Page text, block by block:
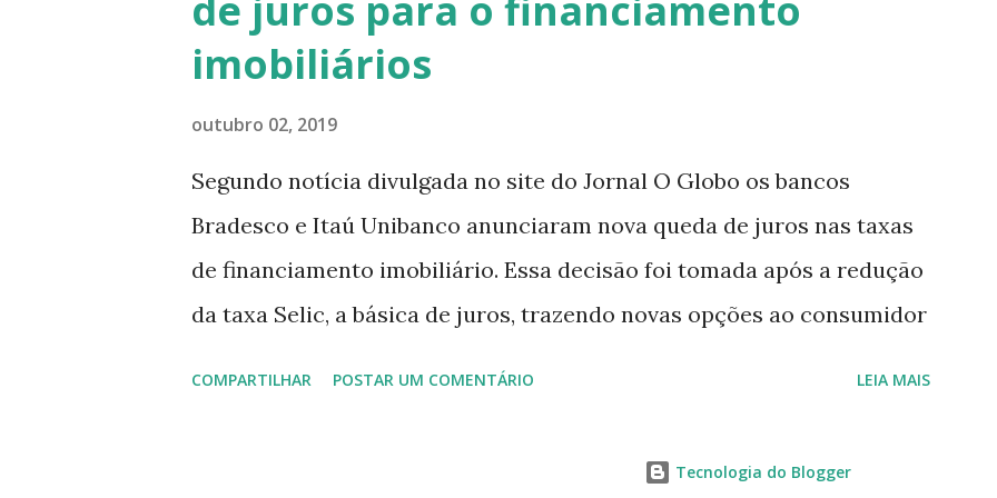
Intermares temos a conhecida Praia dos Macacos , que é um point
dos surfistas que lá encontram ondas favoráveis para a prática e
que chegam para botar seus ovos e auxiliar aqueles que possam estar
machucados com o lixo marítimo. Na avenida que acom...
imobiliários
outubro 02, 2019
Segundo notícia divulgada no site do Jornal O Globo os bancos
Bradesco e Itaú Unibanco anunciaram nova queda de juros nas taxas
de financiamento imobiliário. Essa decisão foi tomada após a redução
da taxa Selic, a básica de juros, trazendo novas opções ao consumidor
de até 360 meses, onde o cliente poderá financiar até 80% do valor do
COMPARTILHAR POSTAR UM COMENTÁRIO LEIA MAIS
Tecnologia do Blogger